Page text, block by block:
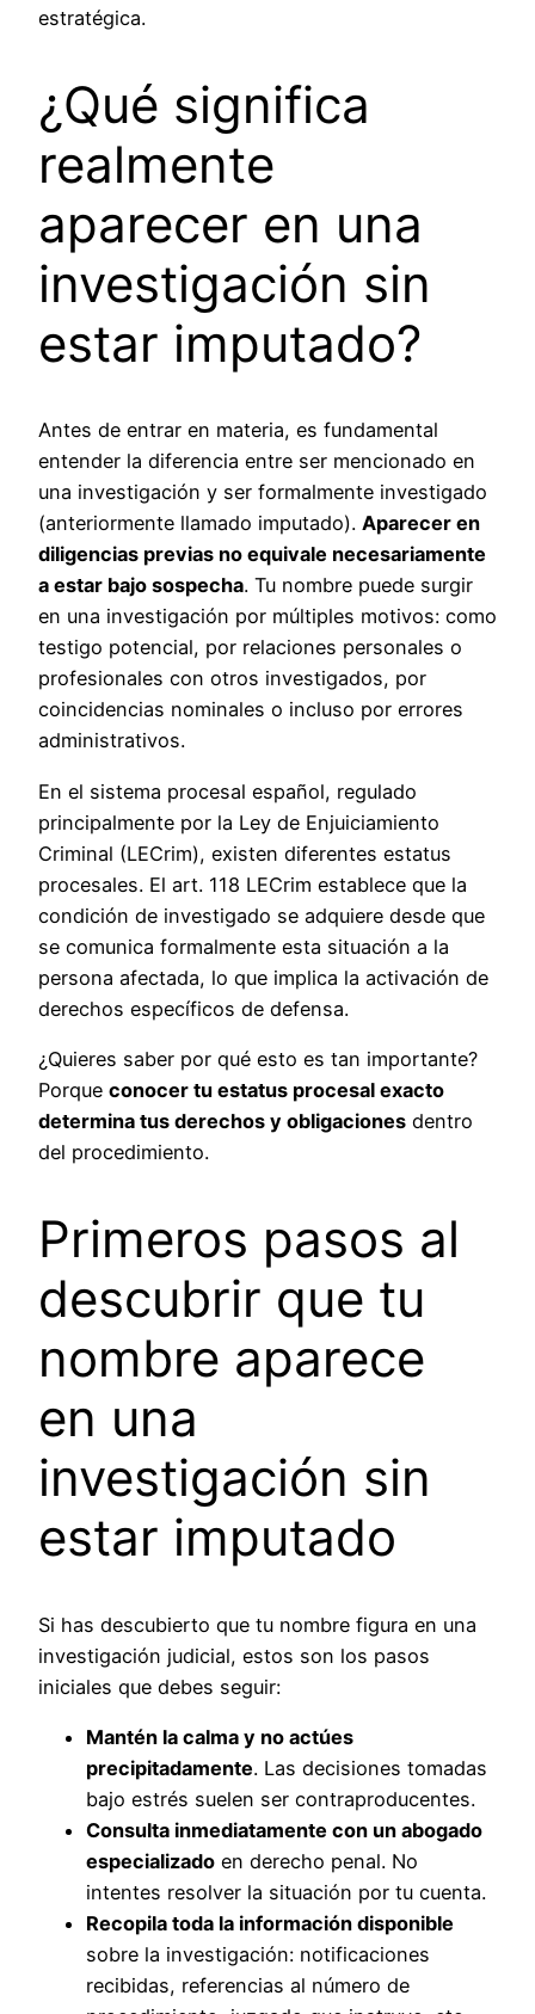
estratégica.
¿Qué significa
realmente
aparecer en una
investigación sin
estar imputado?
Antes de entrar en materia, es fundamental
entender la diferencia entre ser mencionado en
una investigación y ser formalmente investigado
(anteriormente llamado imputado). Aparecer en
diligencias previas no equivale necesariamente
a estar bajo sospecha. Tu nombre puede surgir
en una investigación por múltiples motivos: como
testigo potencial, por relaciones personales o
profesionales con otros investigados, por
coincidencias nominales o incluso por errores
administrativos.
En el sistema procesal español, regulado
principalmente por la Ley de Enjuiciamiento
Criminal (LECrim), existen diferentes estatus
procesales. El art. 118 LECrim establece que la
condición de investigado se adquiere desde que
se comunica formalmente esta situación a la
persona afectada, lo que implica la activación de
derechos específicos de defensa.
¿Quieres saber por qué esto es tan importante?
Porque conocer tu estatus procesal exacto
determina tus derechos y obligaciones dentro
del procedimiento.
Primeros pasos al
descubrir que tu
nombre aparece
en una
investigación sin
estar imputado
Si has descubierto que tu nombre figura en una
investigación judicial, estos son los pasos
iniciales que debes seguir:
Mantén la calma y no actúes
precipitadamente. Las decisiones tomadas
bajo estrés suelen ser contraproducentes.
Consulta inmediatamente con un abogado
especializado en derecho penal. No
intentes resolver la situación por tu cuenta.
Recopila toda la información disponible
sobre la investigación: notificaciones
recibidas, referencias al número de